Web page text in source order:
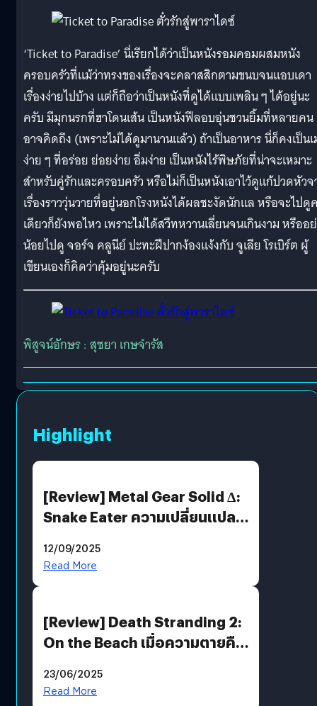
‘Ticket to Paradise’ นี่เรียกได้ว่าเป็นหนังรอมคอมผสมหนัง
ครอบครัวที่แม้ว่าทรงของเรื่องจะคลาสสิกตามขนบจนแอบเดา
เรื่องง่ายไปบ้าง แต่ก็ถือว่าเป็นหนังที่ดูได้แบบเพลิน ๆ ได้อยู่นะ
ครับ มีมุกนรกที่ฮาโดนเส้น เป็นหนังฟีลอบอุ่นชวนยิ้มที่หลายคน
อาจคิดถึง (เพราะไม่ได้ดูมานานแล้ว) ถ้าเป็นอาหาร นี่ก็คงเป็น
ง่าย ๆ ที่อร่อย ย่อยง่าย อิ่มง่าย เป็นหนังไร้พิษภัยที่น่าจะเหมาะ
สำหรับคู่รักและครอบครัว หรือไม่ก็เป็นหนังเอาไว้ดูแก้ปวดหัว
เรื่องราววุ่นวายที่อยู่นอกโรงหนังได้ผลชะงัดนักแล หรือจะไปดู
เดียวก็ยังพอไหว เพราะไม่ได้สวืทหวานเลี่ยนจนเกินงาม หรืออ
น้อยไปดู จอร์จ คลูนีย์ ปะทะฝีปากง้องแง้งกับ จูเลีย โรเบิร์ต ผู้
เขียนเองก็คิดว่าคุ้มอยู่นะครับ
พิสูจน์อักษร : สุชยา เกษจำรัส
Highlight
[Review] Metal Gear Solid Δ:
Snake Eater ความเปลี่ยนแปลง
12/09/2025
Read More
[Review] Death Stranding 2:
On the Beach เมื่อความตายคือ
พันธะสุดท้ายของมนุษย์
23/06/2025
Read More